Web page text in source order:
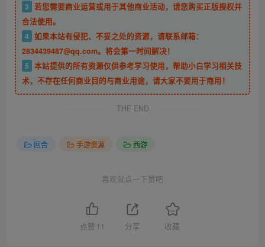
3 若您需要商业运营或用于其他商业活动，请您购买正版授权并
合法使用。
4 如果本站有侵犯、不妥之处的资源，请联系邮箱：
2834439487@qq.com。将会第一时间解决！
5 本站提供的所有资源仅供参考学习使用，帮助小白学习相关技
术，不存在任何商业目的与商业用途，请大家不要用于商用！
THE END
回合 手游资源 西游
喜欢就点一下赞吧
点赞 11 分享 收藏